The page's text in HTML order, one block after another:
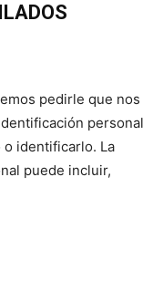
pedirle que nos
personal
identificarlo. La
puede incluir,